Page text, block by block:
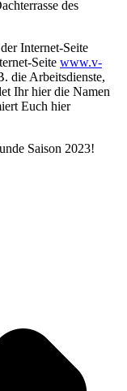
des
Internet-Seite
Seite www.v-
die Arbeitsdienste,
Ihr hier die Namen
Euch hier
Saison 2023!